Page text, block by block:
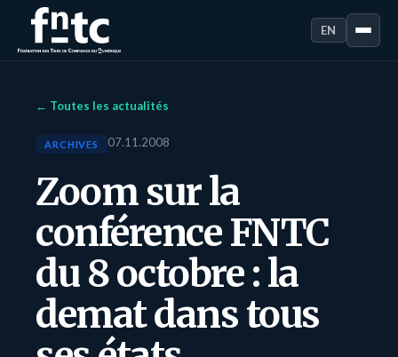
EN
← Toutes les actualités
ARCHIVES 07.11.2008
Zoom sur la
conférence FNTC
du 8 octobre : la
demat dans tous